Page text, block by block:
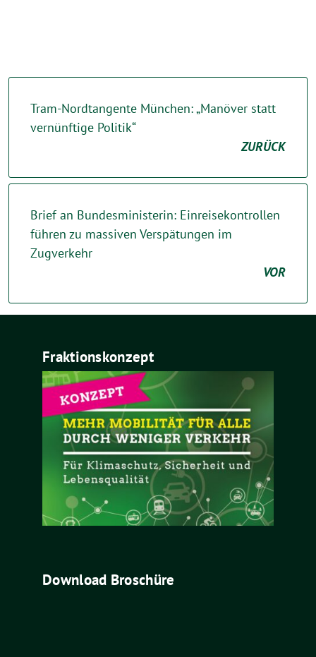
Tram-Nordtangente München: „Manöver statt
vernünftige Politik“
ZURÜCK
Brief an Bundesministerin: Einreisekontrollen
führen zu massiven Verspätungen im
Zugverkehr
VOR
Fraktionskonzept
Download Broschüre